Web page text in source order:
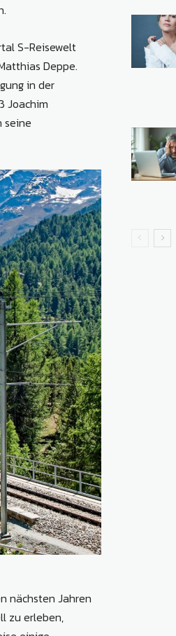
S-Reisewelt
Deppe.
in der
Joachim
seine
nächsten Jahren
zu erleben,